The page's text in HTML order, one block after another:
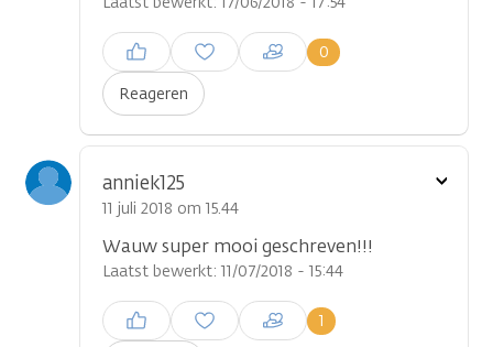
Reageren
0
Inloggen om een reactie te
plaatsen
anniek125
11 juli 2018 om 15.44
Wauw super mooi geschreven!!!
Laatst bewerkt: 11/07/2018 - 15:44
1
Inloggen om een reactie te
plaatsen
Toon